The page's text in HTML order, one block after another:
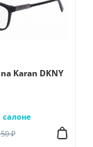
Karan DKNY
салоне
₽